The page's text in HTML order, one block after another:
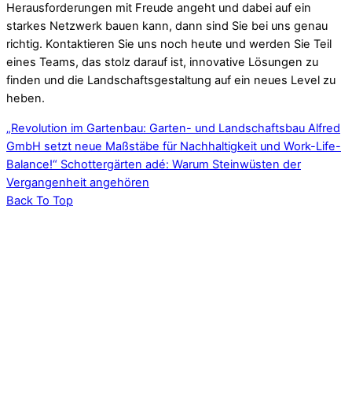
Herausforderungen mit Freude angeht und dabei auf ein
starkes Netzwerk bauen kann, dann sind Sie bei uns genau
richtig. Kontaktieren Sie uns noch heute und werden Sie Teil
eines Teams, das stolz darauf ist, innovative Lösungen zu
finden und die Landschaftsgestaltung auf ein neues Level zu
heben.
„Revolution im Gartenbau: Garten- und Landschaftsbau Alfred
GmbH setzt neue Maßstäbe für Nachhaltigkeit und Work-Life-
Balance!“ Schottergärten adé: Warum Steinwüsten der
Vergangenheit angehören
Back To Top